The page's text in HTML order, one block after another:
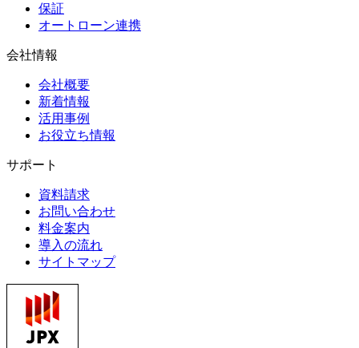
保証
オートローン連携
会社情報
会社概要
新着情報
活用事例
お役立ち情報
サポート
資料請求
お問い合わせ
料金案内
導入の流れ
サイトマップ